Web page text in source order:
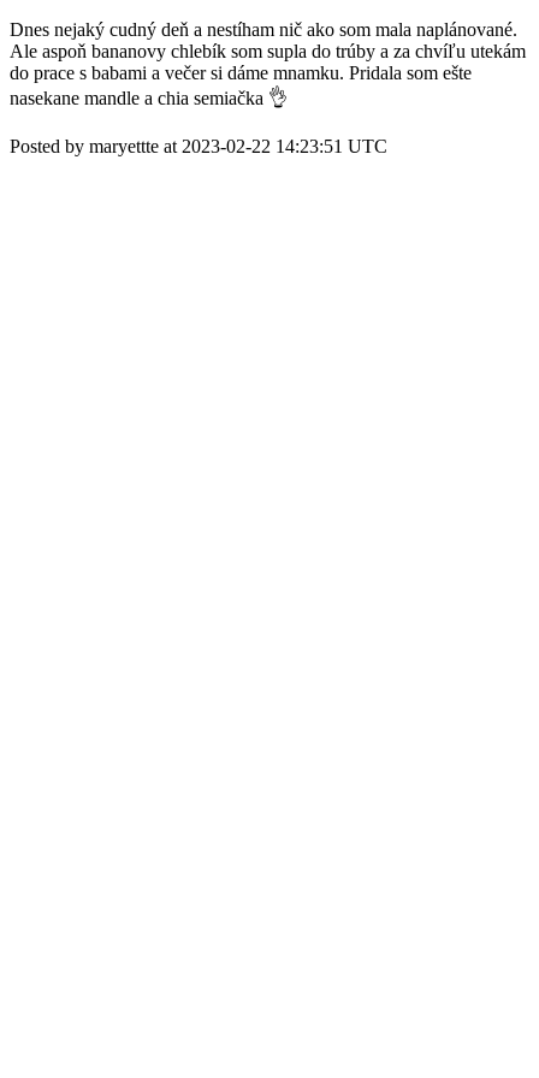
Dnes nejaký cudný deň a nestíham nič ako som mala naplánované.
Ale aspoň bananovy chlebík som supla do trúby a za chvíľu utekám
do prace s babami a večer si dáme mnamku. Pridala som ešte
nasekane mandle a chia semiačka 👌
Posted by maryettte at 2023-02-22 14:23:51 UTC